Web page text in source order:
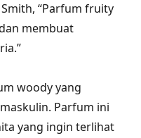
“Parfum fruity
membuat
woody yang
Parfum ini
yang ingin terlihat